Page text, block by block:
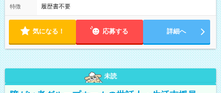
特徴 履歴書不要
気になる！ 応募する 詳細へ
未読